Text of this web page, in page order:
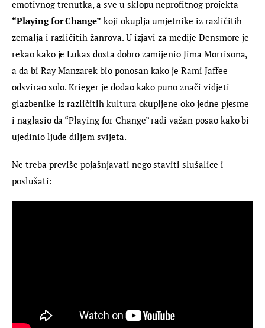
emotivnog trenutka, a sve u sklopu neprofitnog projekta
“Playing for Change” koji okuplja umjetnike iz različitih
zemalja i različitih žanrova. U izjavi za medije Densmore je
rekao kako je Lukas dosta dobro zamijenio Jima Morrisona,
a da bi Ray Manzarek bio ponosan kako je Rami Jaffee
odsvirao solo. Krieger je dodao kako puno znači vidjeti
glazbenike iz različitih kultura okupljene oko jedne pjesme
i naglasio da “Playing for Change” radi važan posao kako bi
ujedinio ljude diljem svijeta.
Ne treba previše pojašnjavati nego staviti slušalice i
poslušati: